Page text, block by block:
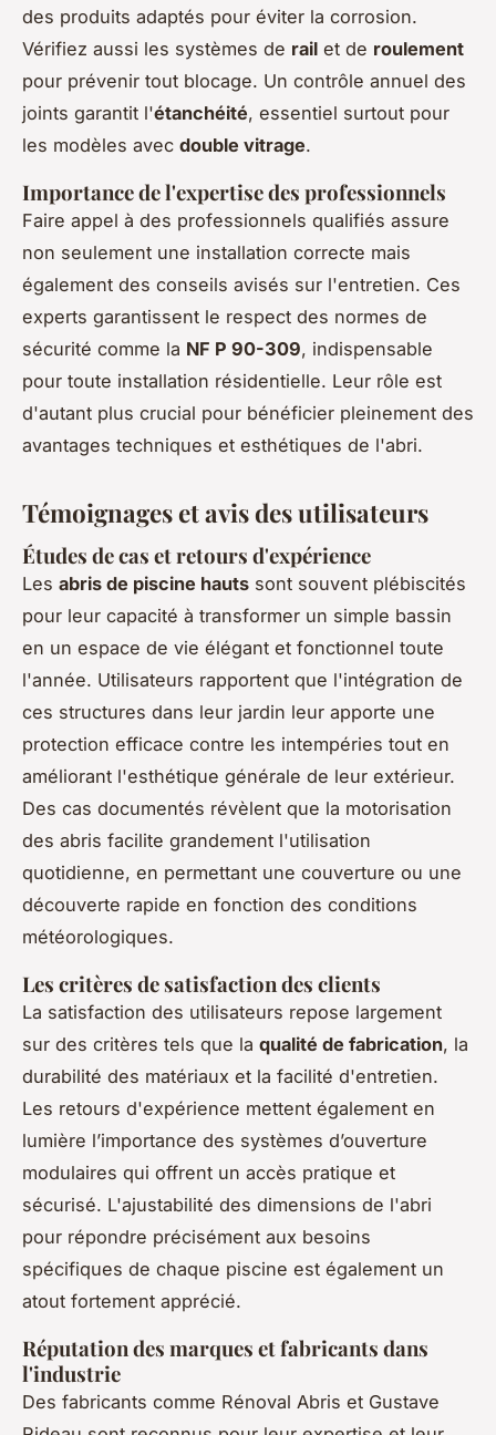
des produits adaptés pour éviter la corrosion.
Vérifiez aussi les systèmes de rail et de roulement
pour prévenir tout blocage. Un contrôle annuel des
joints garantit l'étanchéité, essentiel surtout pour
les modèles avec double vitrage.
Importance de l'expertise des professionnels
Faire appel à des professionnels qualifiés assure
non seulement une installation correcte mais
également des conseils avisés sur l'entretien. Ces
experts garantissent le respect des normes de
sécurité comme la NF P 90-309, indispensable
pour toute installation résidentielle. Leur rôle est
d'autant plus crucial pour bénéficier pleinement des
avantages techniques et esthétiques de l'abri.
Témoignages et avis des utilisateurs
Études de cas et retours d'expérience
Les abris de piscine hauts sont souvent plébiscités
pour leur capacité à transformer un simple bassin
en un espace de vie élégant et fonctionnel toute
l'année. Utilisateurs rapportent que l'intégration de
ces structures dans leur jardin leur apporte une
protection efficace contre les intempéries tout en
améliorant l'esthétique générale de leur extérieur.
Des cas documentés révèlent que la motorisation
des abris facilite grandement l'utilisation
quotidienne, en permettant une couverture ou une
découverte rapide en fonction des conditions
météorologiques.
Les critères de satisfaction des clients
La satisfaction des utilisateurs repose largement
sur des critères tels que la qualité de fabrication, la
durabilité des matériaux et la facilité d'entretien.
Les retours d'expérience mettent également en
lumière l’importance des systèmes d’ouverture
modulaires qui offrent un accès pratique et
sécurisé. L'ajustabilité des dimensions de l'abri
pour répondre précisément aux besoins
spécifiques de chaque piscine est également un
atout fortement apprécié.
Réputation des marques et fabricants dans
l'industrie
Des fabricants comme Rénoval Abris et Gustave